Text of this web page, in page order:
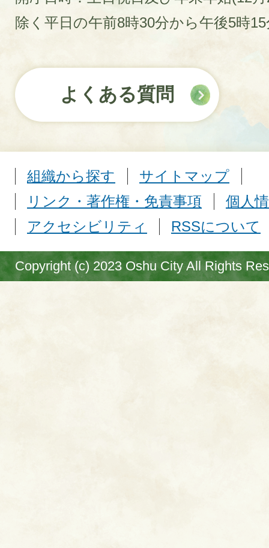
除く平日の午前8時30分から午後5時
よくある質問
組織から探す
サイトマップ
リンク・著作権・免責事項
個人
アクセシビリティ
RSSについて
Copyright (c) 2023 Oshu City All Rights